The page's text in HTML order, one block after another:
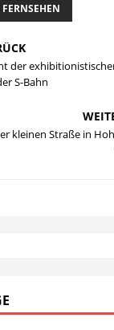
der
S-Bahn
kleinen Straße in